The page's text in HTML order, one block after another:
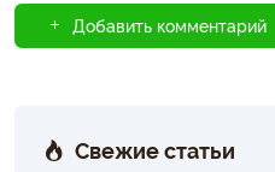
Добавить комментарий
Свежие статьи